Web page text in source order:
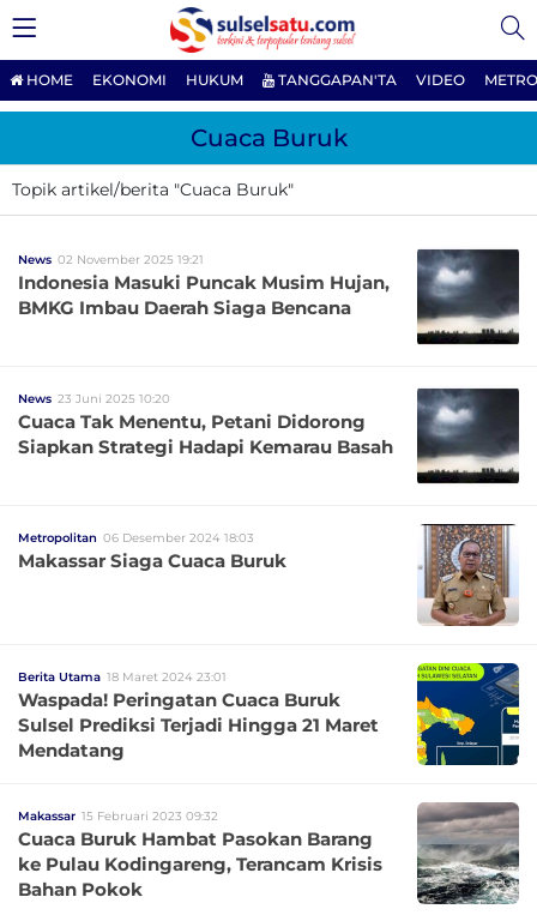
HOME EKONOMI HUKUM TANGGAPAN'TA VIDEO
Cuaca Buruk
Topik artikel/berita "Cuaca Buruk"
News 02 November 2025 19:21
Indonesia Masuki Puncak Musim Hujan,
BMKG Imbau Daerah Siaga Bencana
News 23 Juni 2025 10:20
Cuaca Tak Menentu, Petani Didorong
Siapkan Strategi Hadapi Kemarau Basah
Metropolitan 06 Desember 2024 18:03
Makassar Siaga Cuaca Buruk
Berita Utama 18 Maret 2024 23:01
Waspada! Peringatan Cuaca Buruk
Sulsel Prediksi Terjadi Hingga 21 Maret
Mendatang
Makassar 15 Februari 2023 09:32
Cuaca Buruk Hambat Pasokan Barang
ke Pulau Kodingareng, Terancam Krisis
Bahan Pokok